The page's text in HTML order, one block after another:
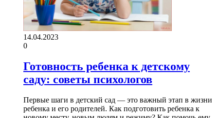
14.04.2023
0
Готовность ребенка к детскому
саду: советы психологов
Первые шаги в детский сад — это важный этап в жизни
ребенка и его родителей. Как подготовить ребенка к